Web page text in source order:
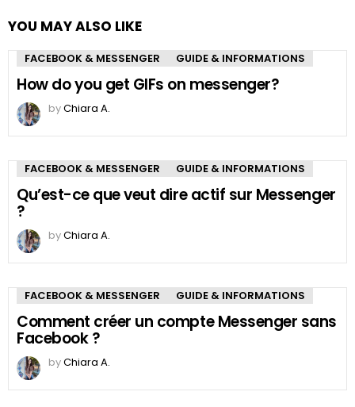
YOU MAY ALSO LIKE
FACEBOOK & MESSENGER GUIDE & INFORMATIONS
How do you get GIFs on messenger?
byChiara A.
FACEBOOK & MESSENGER GUIDE & INFORMATIONS
Qu’est-ce que veut dire actif sur Messenger
?
byChiara A.
FACEBOOK & MESSENGER GUIDE & INFORMATIONS
Comment créer un compte Messenger sans
Facebook ?
byChiara A.